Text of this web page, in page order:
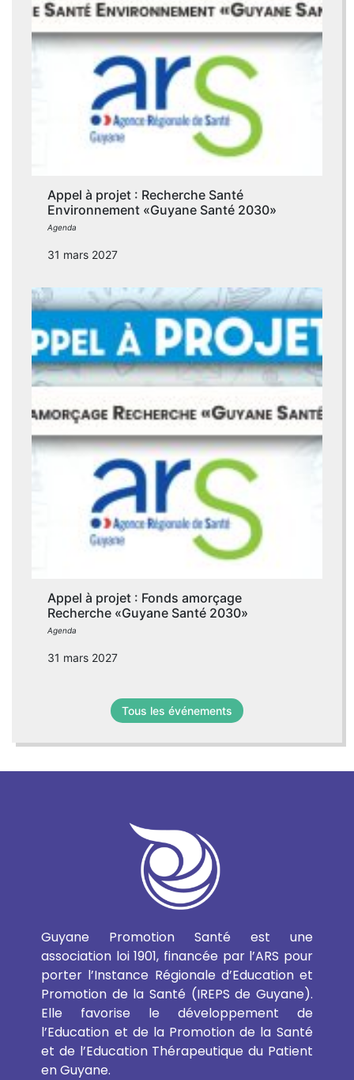
Appel à projet : Recherche Santé
Environnement «Guyane Santé 2030»
Agenda
31 mars 2027
Appel à projet : Fonds amorçage
Recherche «Guyane Santé 2030»
Agenda
31 mars 2027
Tous les événements
Guyane Promotion Santé est une
association loi 1901, financée par l’ARS pour
porter l’Instance Régionale d’Education et
Promotion de la Santé (IREPS de Guyane).
Elle favorise le développement de
l’Education et de la Promotion de la Santé
et de l’Education Thérapeutique du Patient
en Guyane.